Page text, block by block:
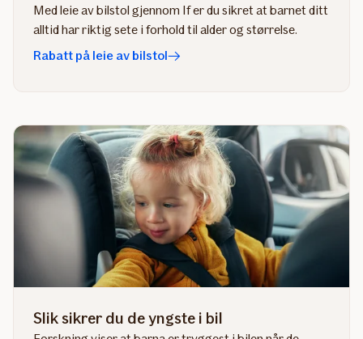
Med leie av bilstol gjennom If er du sikret at barnet ditt
alltid har riktig sete i forhold til alder og størrelse.
Rabatt på leie av bilstol
Slik sikrer du de yngste i bil